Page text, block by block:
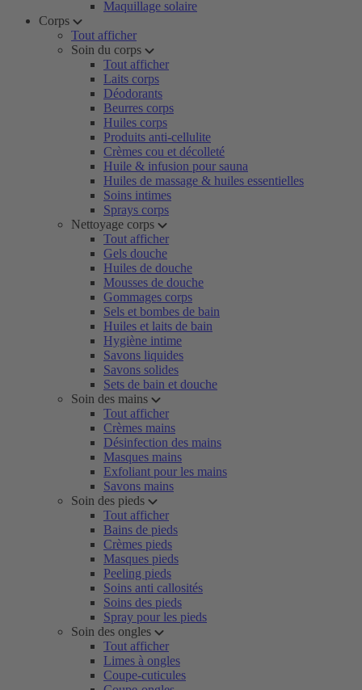
Maquillage solaire
Corps
Tout afficher
Soin du corps
Tout afficher
Laits corps
Déodorants
Beurres corps
Huiles corps
Produits anti-cellulite
Crèmes cou et décolleté
Huile & infusion pour sauna
Huiles de massage & huiles essentielles
Soins intimes
Sprays corps
Nettoyage corps
Tout afficher
Gels douche
Huiles de douche
Mousses de douche
Gommages corps
Sels et bombes de bain
Huiles et laits de bain
Hygiène intime
Savons liquides
Savons solides
Sets de bain et douche
Soin des mains
Tout afficher
Crèmes mains
Désinfection des mains
Masques mains
Exfoliant pour les mains
Savons mains
Soin des pieds
Tout afficher
Bains de pieds
Crèmes pieds
Masques pieds
Peeling pieds
Soins anti callosités
Soins des pieds
Spray pour les pieds
Soin des ongles
Tout afficher
Limes à ongles
Coupe-cuticules